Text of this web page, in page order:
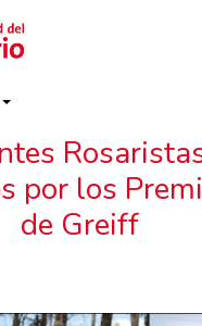
por los
de Greiff